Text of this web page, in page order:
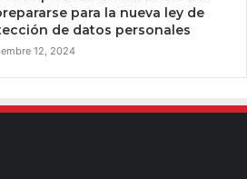
para la nueva ley de
de datos personales
12, 2024